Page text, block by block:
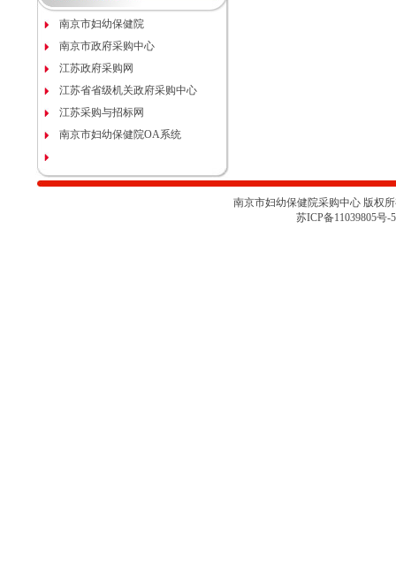
南京市妇幼保健院护理部模型项目
说明
机项目（编号：NJFYCG-
2025DS12）开标时间的更正通知
南京市妇幼保健院“金陵托育”微信
运营服务项目调研公告
关于南京市妇幼保健院病理科送第
三方检测（NJFYCG-202543）院内
比选项目的通知
（心肺运动测试系统）院内咨询讨
论会
南京市妇幼保健院
南京市政府采购中心
江苏政府采购网
江苏省省级机关政府采购中心
江苏采购与招标网
南京市妇幼保健院OA系统
南京市妇幼保健院采购中心 版权
苏ICP备11039805号-5